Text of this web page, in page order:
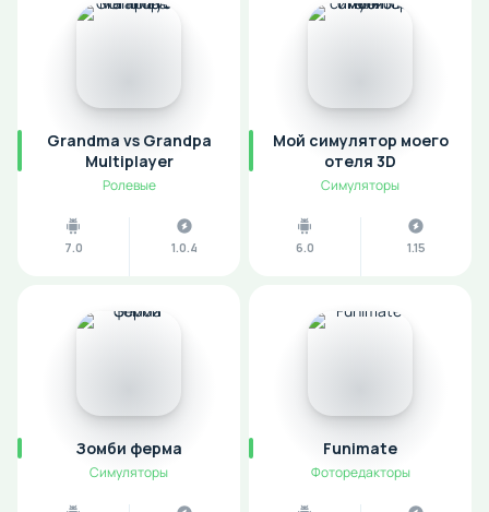
Grandma vs Grandpa
Multiplayer
Ролевые
7.0 1.0.4
Мой симулятор моего
отеля 3D
Симуляторы
6.0 1.15
Зомби ферма
Симуляторы
Funimate
Фоторедакторы